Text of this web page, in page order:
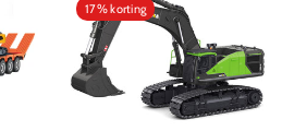
17% korting